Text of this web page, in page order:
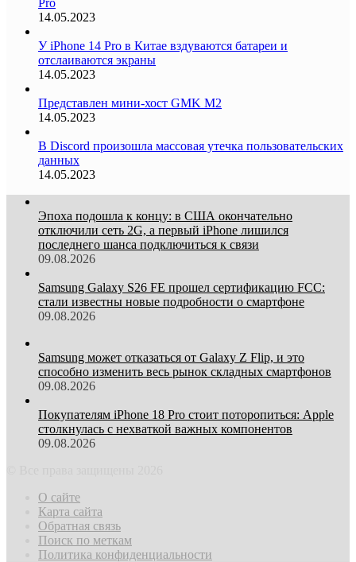
14.05.2023
У iPhone 14 Pro в Китае вздуваются батареи и
отслаиваются экраны
14.05.2023
Представлен мини-хост GMK M2
14.05.2023
В Discord произошла массовая утечка пользовательских
данных
14.05.2023
Эпоха подошла к концу: в США окончательно
отключили сеть 2G, а первый iPhone лишился
последнего шанса подключиться к связи
09.08.2026
Samsung Galaxy S26 FE прошел сертификацию FCC:
стали известны новые подробности о смартфоне
09.08.2026
Samsung может отказаться от Galaxy Z Flip, и это
способно изменить весь рынок складных смартфонов
09.08.2026
Покупателям iPhone 18 Pro стоит поторопиться: Apple
столкнулась с нехваткой важных компонентов
09.08.2026
О сайте
Карта сайта
Обратная связь
Поиск по меткам
Политика конфиденциальности